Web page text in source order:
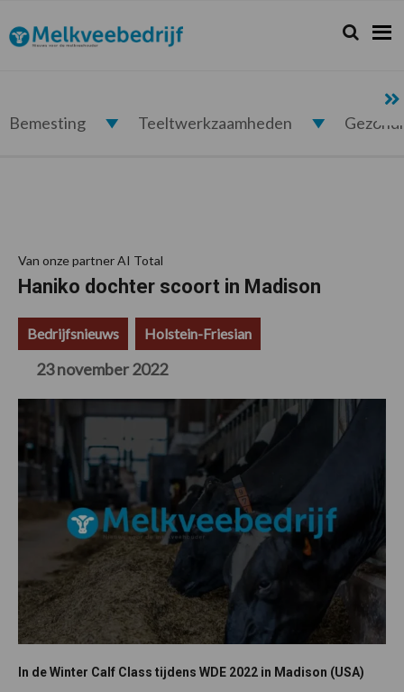
de
hoofdnavigatie
de
hoofd
de
eerste
de
voettekst
Melkveebedrijf.nl Zoeken...
Zoek
Bemesting Teeltwerkzaamheden
Van onze partner AI Total
Haniko dochter scoort in Madison
Bedrijfsnieuws Holstein-Friesian
23 november 2022
In de Winter Calf Class tijdens WDE 2022 in Madison (USA)